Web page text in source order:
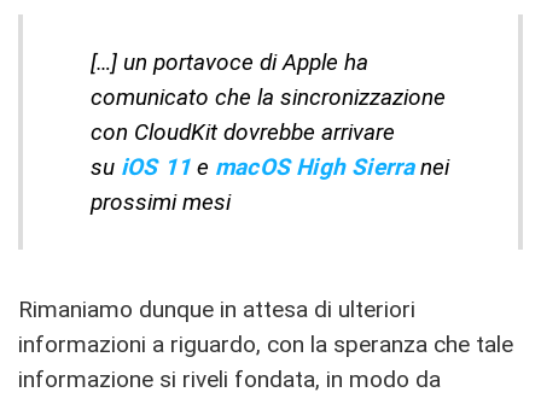
[…] un portavoce di Apple ha
comunicato che la sincronizzazione
con CloudKit dovrebbe arrivare
su iOS 11 e macOS High Sierranei
prossimi mesi
Rimaniamo dunque in attesa di ulteriori
informazioni a riguardo, con la speranza che tale
informazione si riveli fondata, in modo da